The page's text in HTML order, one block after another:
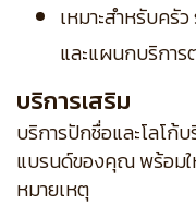
เหมาะสำหรับครั
และแผนกบริการ
บริการเสริม
บริการปักชื่อและโลโก้
แบรนด์ของคุณ พร้อมใ
หมายเหตุ